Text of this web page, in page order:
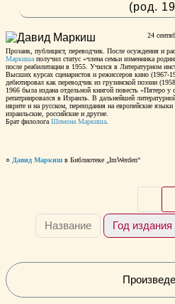
(род.
24
Прозаик, публицист, переводчик. После осуждения и
Маркиша получил статус «члена семьи изменника
после реабилитации в 1955. Учился в Литературном
Высших курсах сценаристов и режиссеров кино (1967-
дебютировал как переводчик из грузинской поэзии
1966 была издана отдельной книгой повесть «Пятеро у
репатриировался в Израиль. В дальнейшей
иврите и на русском, переиздания на европейские
израильские, российские и другие.
Брат филологаШимона Маркиша.
○ Давид Маркиш в Библиотеке „ImWerden“
Название Год издания